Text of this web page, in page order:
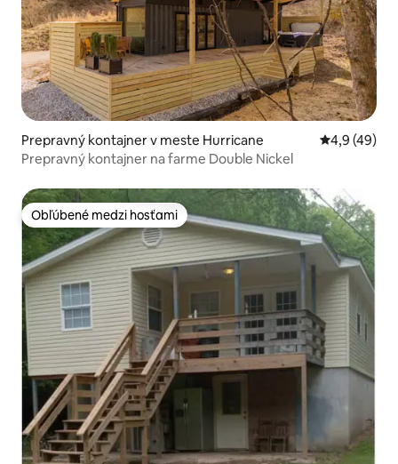
Prepravný kontajner v meste Hurricane Priemerné
4,9 (49)
Prepravný kontajner na farme Double Nickel
Obľúbené medzi hosťami
Obľúbené medzi hosťami